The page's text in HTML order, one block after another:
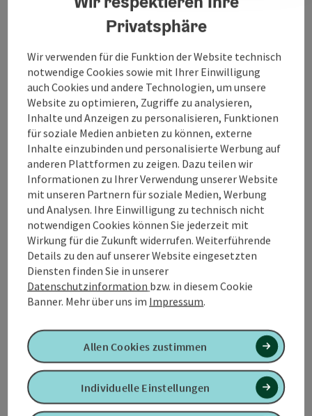
Alle Kaffeevollautomaten, die zum Verkauf stehen
sind natürlich generalüberholt. Nimm einfach
Kontakt mit mir auf, ich werde sicher eine passende
Lösung finden.
Kontakt
Öffnungszeiten
Anreise/Lage
Eignung
Barrierefreiheit
Privatsphäre
Wir verwenden für die Funktion der Website technisch
notwendige Cookies sowie mit Ihrer Einwilligung
auch Cookies und andere Technologien, um unsere
Website zu optimieren, Zugriffe zu analysieren,
Inhalte und Anzeigen zu personalisieren, Funktionen
für soziale Medien anbieten zu können, externe
Inhalte einzubinden und personalisierte Werbung auf
anderen Plattformen zu zeigen. Dazu teilen wir
Informationen zu Ihrer Verwendung unserer Website
mit unseren Partnern für soziale Medien, Werbung
und Analysen. Ihre Einwilligung zu technisch nicht
notwendigen Cookies können Sie jederzeit mit
Wirkung für die Zukunft widerrufen. Weiterführende
Details zu den auf unserer Website eingesetzten
Diensten finden Sie in unserer
Datenschutzinformation bzw. in diesem Cookie
Banner. Mehr über uns im Impressum.
Individuelle Einstellungen
Allen Cookies zustimmen